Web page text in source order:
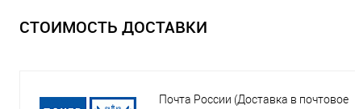
СТОИМОСТЬ ДОСТАВКИ
Почта России (Доставка в почтовое